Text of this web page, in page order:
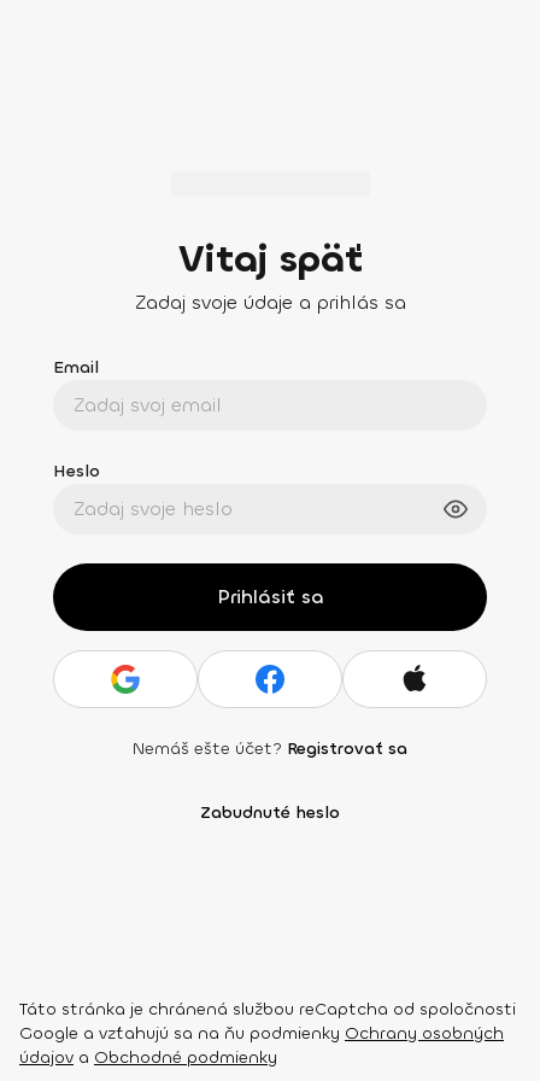
Vitaj späť
Zadaj svoje údaje a prihlás sa
Email
Heslo
Prihlásiť sa
Nemáš ešte účet? Registrovať sa
Zabudnuté heslo
Táto stránka je chránená službou reCaptcha od spoločnosti
Google a vzťahujú sa na ňu podmienky Ochrany osobných
údajov a Obchodné podmienky